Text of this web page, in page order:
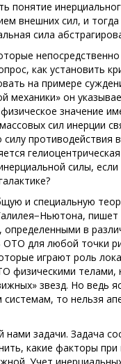
понятие
внешних сил, и
сила
как установить
на примере
механики» он
значение
сил инерции
силу
силы,
и специальную
в
для любой точки
играют роль
физическими
звезд. Но
то нельзя
нами задачи. Задача
какие факторы